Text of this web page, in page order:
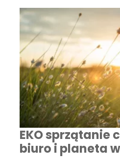
EKO sprzątanie
biuro i planeta